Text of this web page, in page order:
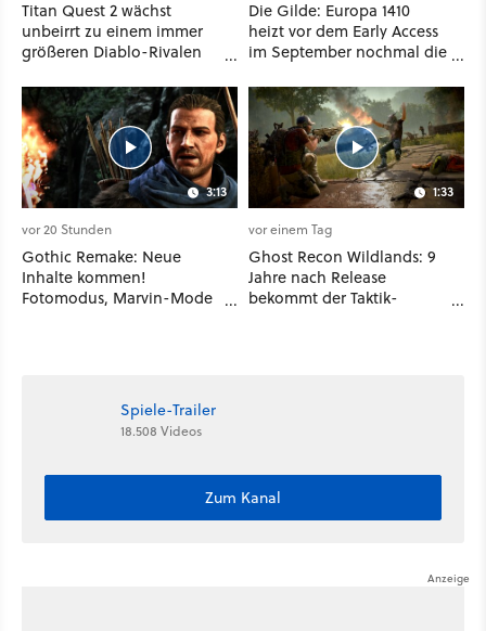
Titan Quest 2 wächst
unbeirrt zu einem immer
größeren Diablo-Rivalen
sogar eine richtige
Beschwörer-Klasse
Die Gilde: Europa 1410
heizt vor dem Early Access
im September nochmal die
3:13
vor 20 Stunden
Gothic Remake: Neue
Inhalte kommen!
Fotomodus, Marvin-Mode
1:33
vor einem Tag
Ghost Recon Wildlands: 9
Jahre nach Release
bekommt der Taktik-
Spiele-Trailer
18.508 Videos
Zum Kanal